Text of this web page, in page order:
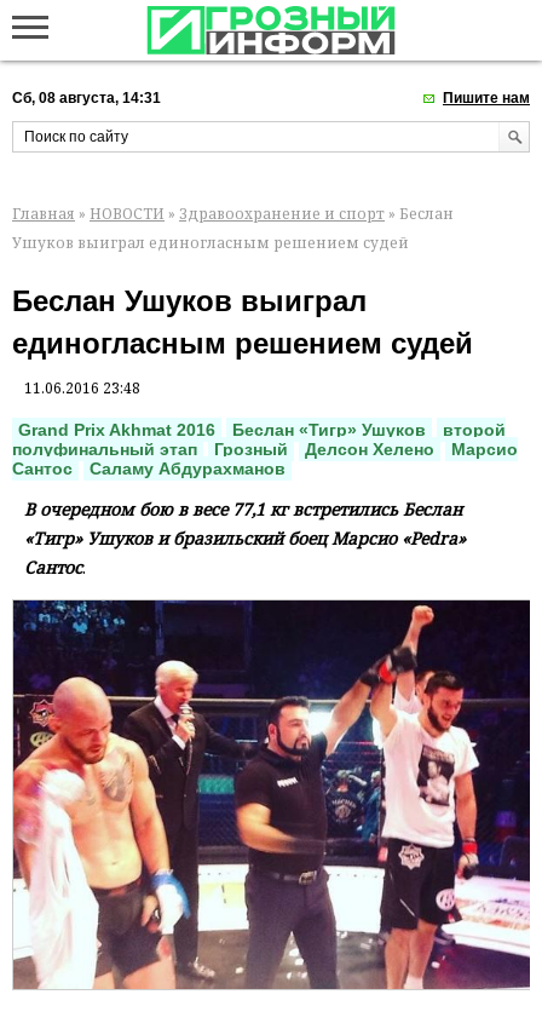
Сб, 08 августа, 14:31 Пишите нам
Главная » НОВОСТИ » Здравоохранение и спорт » Беслан
Ушуков выиграл единогласным решением судей
Беслан Ушуков выиграл
единогласным решением судей
11.06.2016 23:48
Grand Prix Akhmat 2016 Беслан «Тигр» Ушуков
второй
полуфинальный этап
Грозный Делсон Хелено
Марсио
Сантос
Саламу Абдурахманов
В очередном бою в весе 77,1 кг встретились Беслан
«Тигр» Ушуков и бразильский боец Марсио «Pedra»
Сантос.